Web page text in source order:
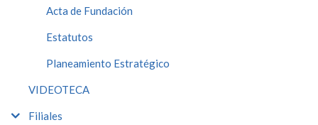
Acta de Fundación
Estatutos
Planeamiento Estratégico
VIDEOTECA
Filiales